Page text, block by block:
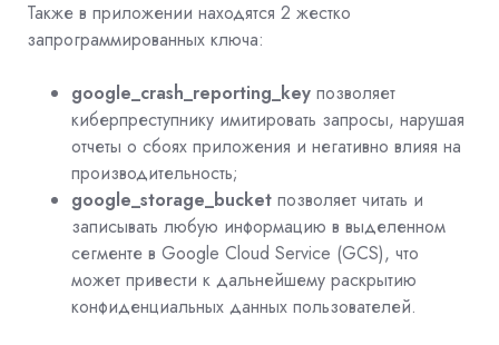
Также в приложении находятся 2 жестко
запрограммированных ключа:
google_crash_reporting_key позволяет
киберпреступнику имитировать запросы, нарушая
отчеты о сбоях приложения и негативно влияя на
производительность;
google_storage_bucket позволяет читать и
записывать любую информацию в выделенном
сегменте в Google Cloud Service (GCS), что
может привести к дальнейшему раскрытию
конфиденциальных данных пользователей.